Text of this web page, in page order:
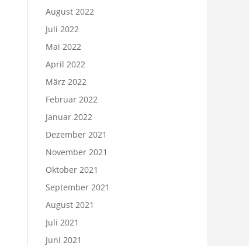
August 2022
Juli 2022
Mai 2022
April 2022
März 2022
Februar 2022
Januar 2022
Dezember 2021
November 2021
Oktober 2021
September 2021
August 2021
Juli 2021
Juni 2021